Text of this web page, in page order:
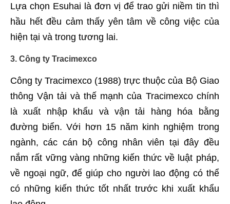
Lựa chọn Esuhai là đơn vị để trao gửi niềm tin thì
hầu hết đều cảm thấy yên tâm về công việc của
hiện tại và trong tương lai.
3. Công ty Tracimexco
Công ty Tracimexco (1988) trực thuộc của Bộ Giao
thông Vận tải và thế mạnh của Tracimexco chính
là xuất nhập khẩu và vận tải hàng hóa bằng
đường biển. Với hơn 15 năm kinh nghiệm trong
ngành, các cán bộ công nhân viên tại đây đều
nắm rất vững vàng những kiến thức về luật pháp,
về ngoại ngữ, để giúp cho người lao động có thể
có những kiến thức tốt nhất trước khi xuất khẩu